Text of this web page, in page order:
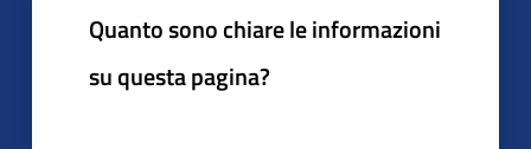
Quanto sono chiare le informazioni
su questa pagina?